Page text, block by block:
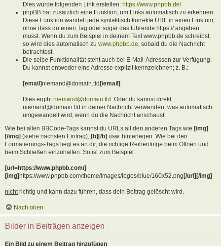
Dies würde folgenden Link erstellen: https://www.phpbb.de/
phpBB hat zusätzlich eine Funktion, um Links automatisch zu erkennen.
Diese Funktion wandelt jede syntaktisch korrekte URL in einen Link um,
ohne dass du einen Tag oder sogar das führende https:// angeben
musst. Wenn du zum Beispiel in deinem Text www.phpbb.de schreibst,
so wird dies automatisch zu www.phpbb.de, sobald du die Nachricht
betrachtest.
Die selbe Funktionalität steht auch bei E-Mail-Adressen zur Verfügung.
Du kannst entweder eine Adresse explizit kennzeichnen; z. B.:
[email]niemand@domain.tld[/email]
Dies ergibtniemand@domain.tld. Oder du kannst direkt
niemand@domain.tld in deiner Nachricht verwenden, was automatisch
umgewandelt wird, wenn du die Nachricht anschaust.
Wie bei allen BBCode-Tags kannst du URLs all den anderen Tags wie [img]
[/img] (siehe nächsten Eintrag), [b][/b] usw. hinterlegen. Wie bei den
Formatierungs-Tags liegt es an dir, die richtige Reihenfolge beim Öffnen und
beim Schließen einzuhalten. So ist zum Beispiel:
[url=https://www.phpbb.com/]
[img]https://www.phpbb.com/theme/images/logos/blue/160x52.png[/url][/img]
nicht richtig und kann dazu führen, dass dein Beitrag gelöscht wird.
Nach oben
Bilder in Beiträgen anzeigen
Ein Bild zu einem Beitrag hinzufügen